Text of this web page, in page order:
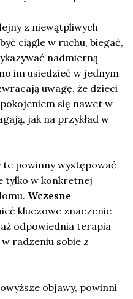
z niewątpliwych
ciągle w ruchu, biegać,
nadmierną
im usiedzieć w jednym
uwagę, że dzieci
się nawet w
jak na przykład w
powinny występować
tylko w konkretnej
Wczesne
kluczowe znaczenie
odpowiednia terapia
radzeniu sobie z
objawy, powinni